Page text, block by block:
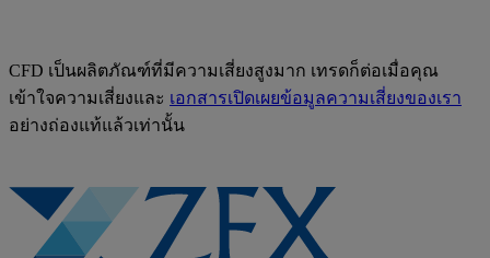
CFD เป็นผลิตภัณฑ์ที่มีความเสี่ยงสูงมาก เทรดก็ต่อเมื่อคุณ
เข้าใจความเสี่ยงและ เอกสารเปิดเผยข้อมูลความเสี่ยงของเรา
อย่างถ่องแท้แล้วเท่านั้น